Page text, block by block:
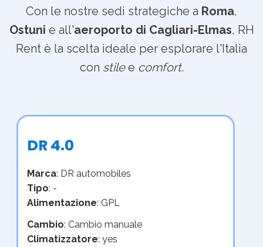
Con le nostre sedi strategiche a Roma,
Ostuni e all'aeroporto di Cagliari-Elmas, RH
Rent è la scelta ideale per esplorare l'Italia
con stilee comfort.
DR 4.0
Marca: DR automobiles
Tipo: -
Alimentazione: GPL
Cambio: Cambio manuale
Climatizzatore: yes